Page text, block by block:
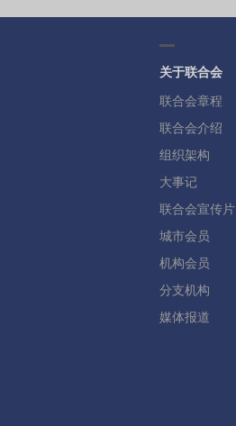
关于联合会
联合会章程
联合会介绍
组织架构
大事记
联合会宣传片
城市会员
机构会员
分支机构
媒体报道